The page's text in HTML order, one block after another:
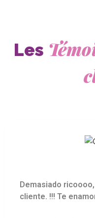
Les
Demasiado
cliente. !!! Te